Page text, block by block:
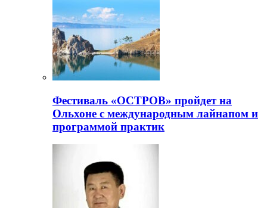
Фестиваль «ОСТРОВ» пройдет на
Ольхоне с международным лайнапом и
программой практик